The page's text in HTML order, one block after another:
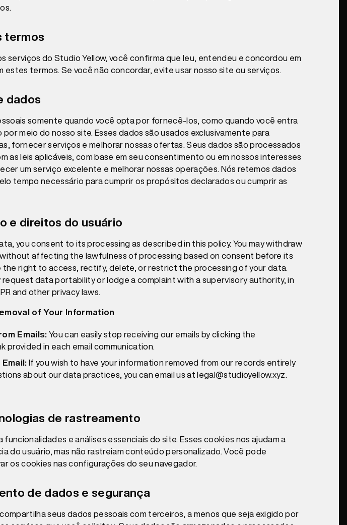
termos
serviços do Studio Yellow, você confirma que leu, entendeu e concordou em
estes termos. Se você não concordar, evite usar nosso site ou serviços.
dados
somente quando você opta por fornecê-los, como quando você entra
meio do nosso site. Esses dados são usados exclusivamente para
fornecer serviços e melhorar nossas ofertas. Seus dados são processados
as leis aplicáveis, com base em seu consentimento ou em nossos interesses
um serviço excelente e melhorar nossas operações. Nós retemos dados
tempo necessário para cumprir os propósitos declarados ou cumprir as
e direitos do usuário
you consent to its processing as described in this policy. You may withdraw
affecting the lawfulness of processing based on consent before its
the right to access, rectify, delete, or restrict the processing of your data.
request data portability or lodge a complaint with a supervisory authority, in
and other privacy laws.
of Your Information
Emails: You can easily stop receiving our emails by clicking the
provided in each email communication.
If you wish to have your information removed from our records entirely
about our data practices, you can email us at legal@studioyellow.xyz.
de rastreamento
funcionalidades e análises essenciais do site. Esses cookies nos ajudam a
do usuário, mas não rastreiam conteúdo personalizado. Você pode
os cookies nas configurações do seu navegador.
de dados e segurança
seus dados pessoais com terceiros, a menos que seja exigido por